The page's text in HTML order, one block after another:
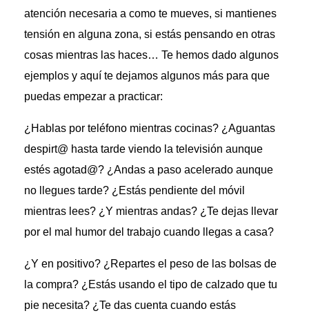
atención necesaria a como te mueves, si mantienes
tensión en alguna zona, si estás pensando en otras
cosas mientras las haces… Te hemos dado algunos
ejemplos y aquí te dejamos algunos más para que
puedas empezar a practicar:
¿Hablas por teléfono mientras cocinas? ¿Aguantas
despirt@ hasta tarde viendo la televisión aunque
estés agotad@? ¿Andas a paso acelerado aunque
no llegues tarde? ¿Estás pendiente del móvil
mientras lees? ¿Y mientras andas? ¿Te dejas llevar
por el mal humor del trabajo cuando llegas a casa?
¿Y en positivo? ¿Repartes el peso de las bolsas de
la compra? ¿Estás usando el tipo de calzado que tu
pie necesita? ¿Te das cuenta cuando estás